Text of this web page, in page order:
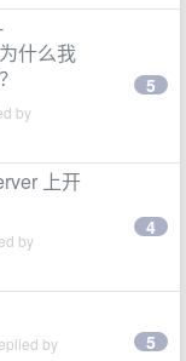
什么我
by
5
上开
by
4
by 5